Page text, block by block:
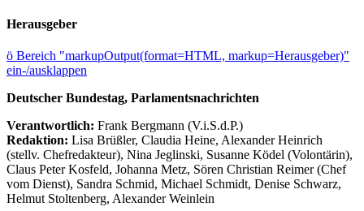
Herausgeber
ö Bereich "markupOutput(format=HTML, markup=Herausgeber)"
ein-/ausklappen
Deutscher Bundestag, Parlamentsnachrichten
Verantwortlich: Frank Bergmann (V.i.S.d.P.)
Redaktion: Lisa Brüßler, Claudia Heine, Alexander Heinrich
(stellv. Chefredakteur), Nina Jeglinski, Susanne Ködel (Volontärin),
Claus Peter Kosfeld, Johanna Metz, Sören Christian Reimer (Chef
vom Dienst), Sandra Schmid, Michael Schmidt, Denise Schwarz,
Helmut Stoltenberg, Alexander Weinlein